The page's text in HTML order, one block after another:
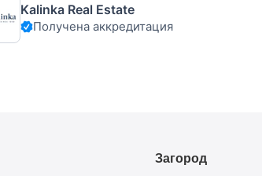
Kalinka Real Estate
Получена аккредитация
Загород